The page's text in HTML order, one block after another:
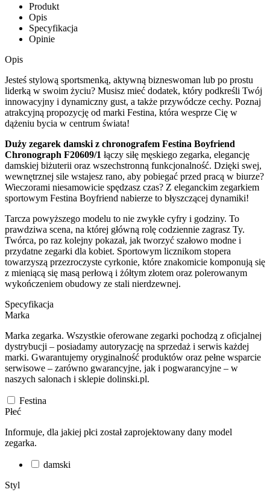
Produkt
Opis
Specyfikacja
Opinie
Opis
Jesteś stylową sportsmenką, aktywną bizneswoman lub po prostu
liderką w swoim życiu? Musisz mieć dodatek, który podkreśli Twój
innowacyjny i dynamiczny gust, a także przywódcze cechy. Poznaj
atrakcyjną propozycję od marki Festina, która wesprze Cię w
dążeniu bycia w centrum świata!
Duży zegarek damski z chronografem Festina Boyfriend
Chronograph F20609/1 łączy siłę męskiego zegarka, elegancję
damskiej biżuterii oraz wszechstronną funkcjonalność. Dzięki swej,
wewnętrznej sile wstajesz rano, aby pobiegać przed pracą w biurze?
Wieczorami niesamowicie spędzasz czas? Z eleganckim zegarkiem
sportowym Festina Boyfriend nabierze to błyszczącej dynamiki!
Tarcza powyższego modelu to nie zwykłe cyfry i godziny. To
prawdziwa scena, na której główną rolę codziennie zagrasz Ty.
Twórca, po raz kolejny pokazał, jak tworzyć szałowo modne i
przydatne zegarki dla kobiet. Sportowym licznikom stopera
towarzyszą przezroczyste cyrkonie, które znakomicie komponują się
z mieniącą się masą perłową i żółtym złotem oraz polerowanym
wykończeniem obudowy ze stali nierdzewnej.
Specyfikacja
Marka
Marka zegarka. Wszystkie oferowane zegarki pochodzą z oficjalnej
dystrybucji – posiadamy autoryzację na sprzedaż i serwis każdej
marki. Gwarantujemy oryginalność produktów oraz pełne wsparcie
serwisowe – zarówno gwarancyjne, jak i pogwarancyjne – w
naszych salonach i sklepie dolinski.pl.
Festina
Płeć
Informuje, dla jakiej płci został zaprojektowany dany model
zegarka.
damski
Styl